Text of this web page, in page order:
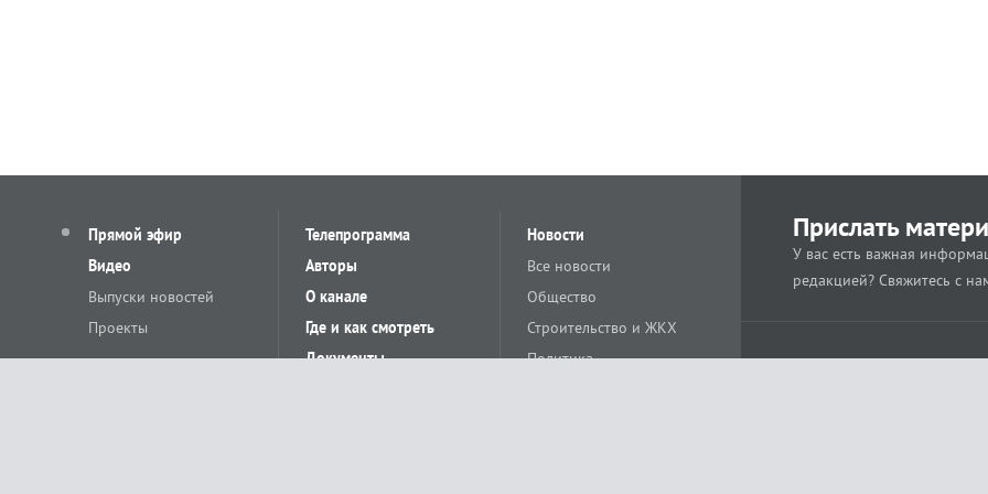
Прямой эфир
Видео
Выпуски новостей
Проекты
Телепрограмма
Авторы
О канале
Где и как смотреть
Документы
Новости
Все новости
Общество
Строительство и ЖКХ
Политика
Прислать
У вас есть важная
редакцией? Свяжитесь с